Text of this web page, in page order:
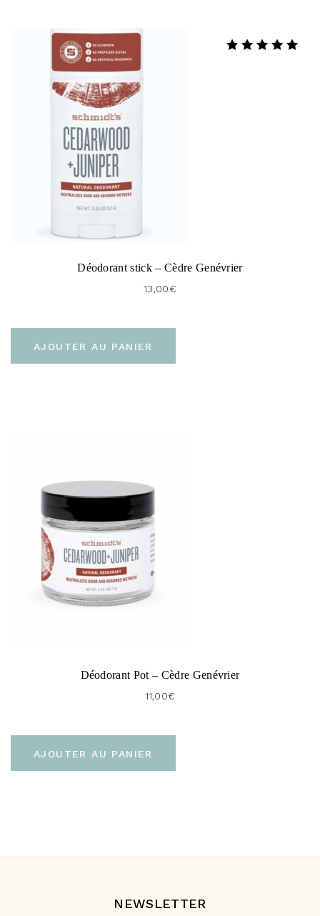
Déodorant stick – Cèdre Genévrier
13,00€
AJOUTER AU PANIER
Déodorant Pot – Cèdre Genévrier
11,00€
AJOUTER AU PANIER
NEWSLETTER